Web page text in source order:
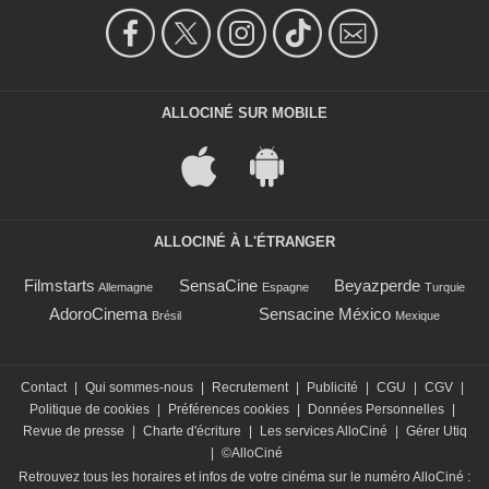
ALLOCINÉ SUR MOBILE
ALLOCINÉ À L'ÉTRANGER
Filmstarts Allemagne SensaCine Espagne Beyazperde Turquie
AdoroCinema Brésil Sensacine México Mexique
Contact Qui sommes-nous Recrutement Publicité CGU CGV
Politique de cookies
Préférences cookies Données Personnelles
Revue de presse
Charte d'écriture Les services AlloCiné
Gérer Utiq
©AlloCiné
Retrouvez tous les horaires et infos de votre cinéma sur le numéro AlloCiné :